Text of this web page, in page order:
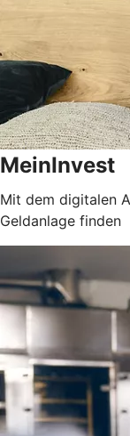
MeinInvest
Mit dem digitalen
Geldanlage finden